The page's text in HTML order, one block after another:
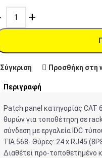
Σύγκριση Προσθήκη στη
Περιγραφή
Patch panel κατηγορίας CAT
θυρών για τοποθέτηση σε
σύνδεση με εργαλεία IDC
TIA 568- Θύρες: 24 x RJ45
Διαθέτει προ-τοποθετημένο